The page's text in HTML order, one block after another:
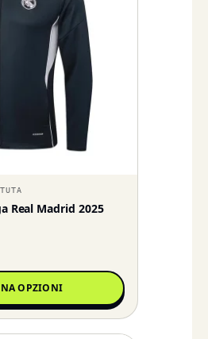
Real Madrid 2025
OPZIONI